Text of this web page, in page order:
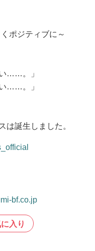
ポジティブに～
……。」
……。」
は誕生しました。
bf.co.jp
入り